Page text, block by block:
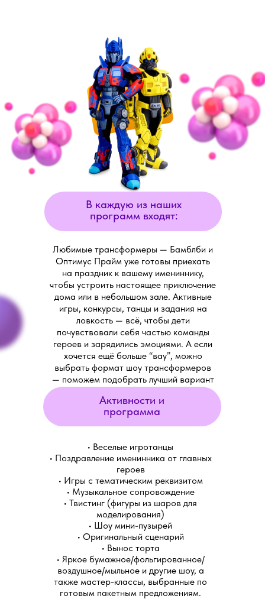
Любимые трансформеры — Бамблби и
Оптимус Прайм уже готовы приехать
на праздник к вашему имениннику,
чтобы устроить настоящее приключение
дома или в небольшом зале. Активные
игры, конкурсы, танцы и задания на
ловкость — всё, чтобы дети
почувствовали себя частью команды
героев и зарядились эмоциями. А если
хочется ещё больше “вау”, можно
выбрать формат шоу трансформеров
— поможем подобрать лучший вариант
• Веселые игротанцы
• Поздравление именинника от главных
героев
• Игры с тематическим реквизитом
• Музыкальное сопровождение
• Твистинг (фигуры из шаров для
моделирования)
• Шоу мини-пузырей
• Оригинальный сценарий
• Вынос торта
• Яркое бумажное/фольгированное/
воздушное/мыльное и другие шоу, а
также мастер-классы, выбранные по
готовым пакетным предложениям.
Активности и
программа
В каждую из наших
программ входят: